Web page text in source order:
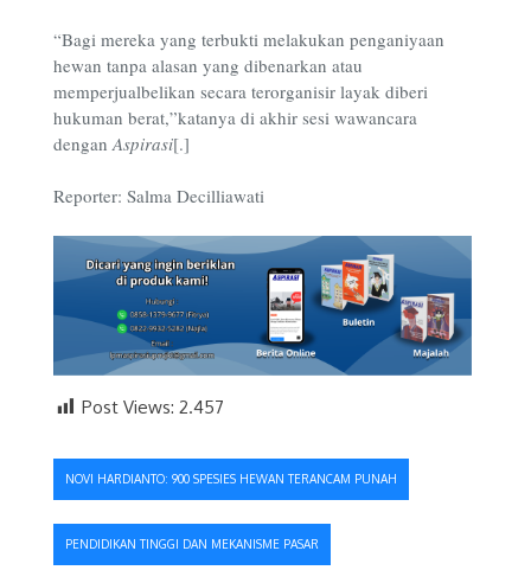
“Bagi mereka yang terbukti melakukan penganiyaan
hewan tanpa alasan yang dibenarkan atau
memperjualbelikan secara terorganisir layak diberi
hukuman berat,”katanya di akhir sesi wawancara
dengan Aspirasi[.]
Reporter: Salma Decilliawati
Post Views: 2.457
Navigasi
pos
NOVI HARDIANTO: 900 SPESIES HEWAN TERANCAM PUNAH
PENDIDIKAN TINGGI DAN MEKANISME PASAR